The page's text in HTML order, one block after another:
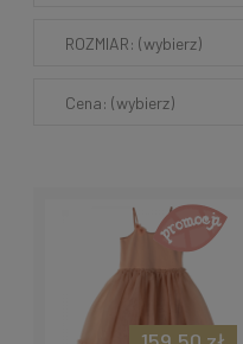
ROZMIAR: (wybierz)
Cena: (wybierz)